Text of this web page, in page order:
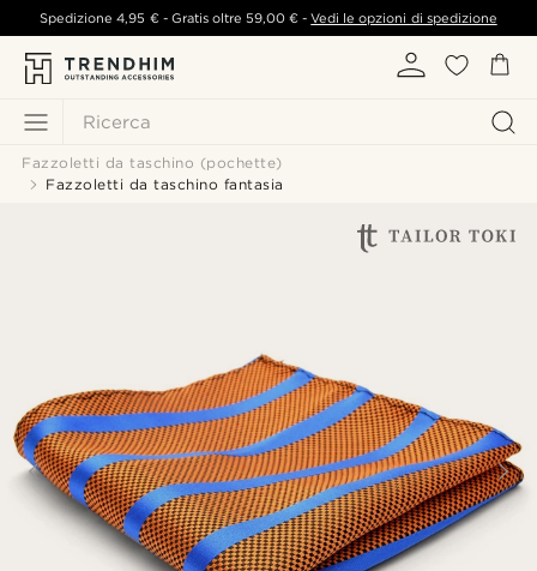
Ricerca
Spedizione4,95 €- Gratis oltre 59,00 € -Vedi le opzioni di spedizione
Fazzoletti da taschino (pochette)
Fazzoletti da taschino fantasia